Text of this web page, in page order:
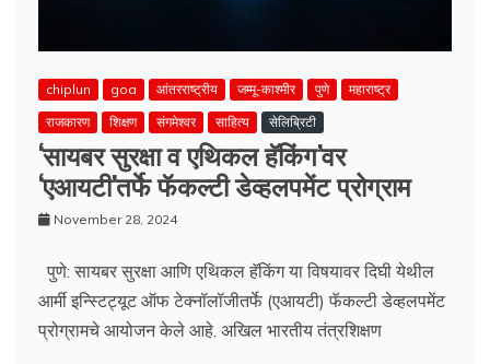
chiplun goa आंतरराष्ट्रीय जम्मू-काश्मीर पुणे
महाराष्ट्र
राजकारण
शिक्षण संगमेश्वर साहित्य सेलिब्रिटी
‘सायबर सुरक्षा व एथिकल हॅकिंग’वर
‘एआयटी’तर्फे फॅकल्टी डेव्हलपमेंट प्रोग्राम
November 28, 2024
पुणे: सायबर सुरक्षा आणि एथिकल हॅकिंग या विषयावर दिघी येथील
आर्मी इन्स्टिट्यूट ऑफ टेक्नॉलॉजीतर्फे (एआयटी) फॅकल्टी डेव्हलपमेंट
प्रोग्रामचे आयोजन केले आहे. अखिल भारतीय तंत्रशिक्षण